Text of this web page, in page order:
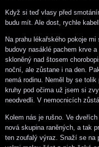
Když si teď vlasy před
budu mít. Ale dost, rychle
Na prahu lékařského pokoje
budovy nasáklé pachem krve
skloněný nad štosem
noční, ale zůstane i na den.
nemá rodinu. Neměl by se
kruhy pod očima už jsem si
neodvedli. V nemocnicích
Kolem nás je rušno. Ve
nová skupina raněných, a tak
ten zoufalý výraz. Snaží se na